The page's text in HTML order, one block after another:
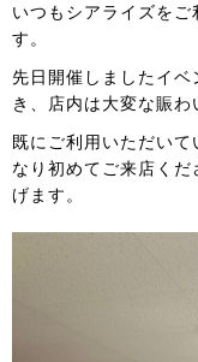
いつもシアライズを
す。
先日開催しましたイ
き、店内は大変な賑わ
既にご利用いただい
なり初めてご来店く
げます。